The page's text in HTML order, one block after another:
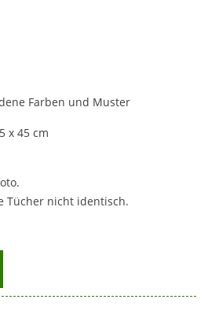
Farben und Muster
x 45 cm
Tücher nicht identisch.